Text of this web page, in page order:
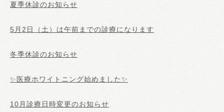
夏季休診のお知らせ
5月2日（土）は午前までの診療になります
冬季休診のお知らせ
✨医療ホワイトニング始めました✨
10月診療日時変更のお知らせ